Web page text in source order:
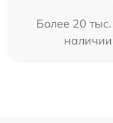
Более 20